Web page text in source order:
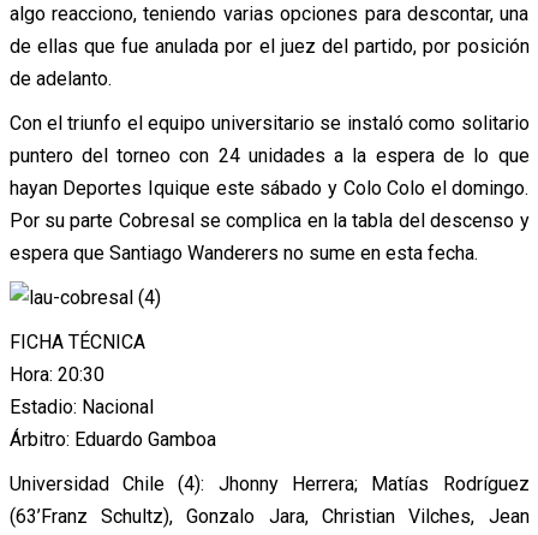
algo reacciono, teniendo varias opciones para descontar, una
de ellas que fue anulada por el juez del partido, por posición
de adelanto.
Con el triunfo el equipo universitario se instaló como solitario
puntero del torneo con 24 unidades a la espera de lo que
hayan Deportes Iquique este sábado y Colo Colo el domingo.
Por su parte Cobresal se complica en la tabla del descenso y
espera que Santiago Wanderers no sume en esta fecha.
FICHA TÉCNICA
Hora: 20:30
Estadio: Nacional
Árbitro: Eduardo Gamboa
Universidad Chile (4): Jhonny Herrera; Matías Rodríguez
(63’Franz Schultz), Gonzalo Jara, Christian Vilches, Jean